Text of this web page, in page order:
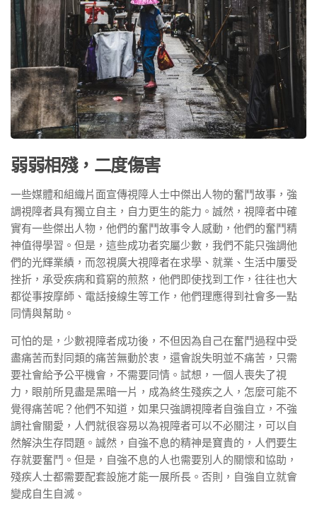
弱弱相殘，二度傷害
一些媒體和組織片面宣傳視障人士中傑出人物的奮鬥故事，強
調視障者具有獨立自主，自力更生的能力。誠然，視障者中確
實有一些傑出人物，他們的奮鬥故事令人感動，他們的奮鬥精
神值得學習。但是，這些成功者究屬少數，我們不能只強調他
們的光輝業績，而忽視廣大視障者在求學、就業、生活中屢受
挫折，承受疾病和貧窮的煎熬，他們即使找到工作，往往也大
都從事按摩師、電話接線生等工作，他們理應得到社會多一點
同情與幫助。
可怕的是，少數視障者成功後，不但因為自己在奮鬥過程中受
盡痛苦而對同類的痛苦無動於衷，還會說失明並不痛苦，只需
要社會給予公平機會，不需要同情。試想，一個人喪失了視
力，眼前所見盡是黑暗一片，成為終生殘疾之人，怎麼可能不
覺得痛苦呢？他們不知道，如果只強調視障者自強自立，不強
調社會關愛，人們就很容易以為視障者可以不必關注，可以自
然解決生存問題。誠然，自強不息的精神是寶貴的，人們要生
存就要奮鬥。但是，自強不息的人也需要別人的關懷和協助，
殘疾人士都需要配套設施才能一展所長。否則，自強自立就會
變成自生自滅。